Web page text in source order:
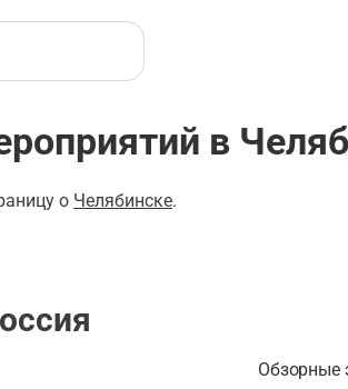
в
о Челябинске.
Обзорные